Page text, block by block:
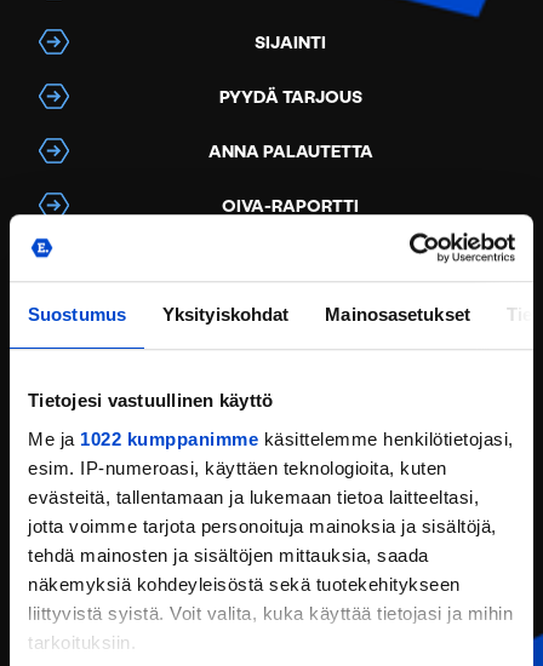
Suostumus Yksityiskohdat Mainosasetukset
Tietojesi vastuullinen käyttö
Me ja 1022 kumppanimme käsittelemme henkilötietojasi,
esim. IP-numeroasi, käyttäen teknologioita, kuten
evästeitä, tallentamaan ja lukemaan tietoa laitteeltasi,
jotta voimme tarjota personoituja mainoksia ja sisältöjä,
tehdä mainosten ja sisältöjen mittauksia, saada
näkemyksiä kohdeyleisöstä sekä tuotekehitykseen
liittyvistä syistä. Voit valita, kuka käyttää tietojasi ja mihin
tarkoituksiin.
SIJAINTI
PYYDÄ TARJOUS
ANNA PALAUTETTA
OIVA-RAPORTTI
ILMOITA VÄÄRINKÄYTÖKSESTÄ TAI
EPÄEETTISESTÄ TOIMINNASTA
EERIKKILÄ SPORT & OUTDOOR RESORT
Olemme osaamisen kehittämisestä ja hyvinvoinnista
kiinnostuneiden ihmisten kohtaamispaikka. Tarjoamme
korkeatasoiset palvelut ja puitteet urheiluun, opiskeluun,
yritystilaisuuksiin sekä luonto- ja liikuntaelämyksiin.
TILAA UUTISKIRJEEMME
Valitse aihe-alue - voit valita useammankin
Lomat ja vapaa-aika